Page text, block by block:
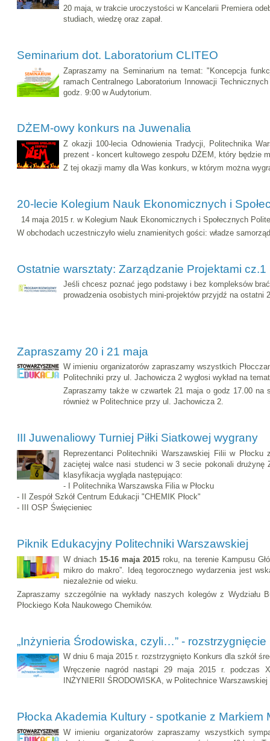
20 maja, w trakcie uroczystości w Kancelarii Premiera
studiach, wiedzę oraz zapał.
Seminarium dot. Laboratorium CLITEO
Zapraszamy na Seminarium na temat: "Koncepcja
ramach Centralnego Laboratorium Innowacji
godz. 9:00 w Audytorium.
DŻEM-owy konkurs na Juwenalia
Z okazji 100-lecia Odnowienia Tradycji, Politechnika
prezent - koncert kultowego zespołu DŻEM, który będzie
Z tej okazji mamy dla Was konkurs, w którym można
20-lecie Kolegium Nauk Ekonomicznych i
14 maja 2015 r. w Kolegium Nauk Ekonomicznych i Społecznych
W obchodach uczestniczyło wielu znamienitych gości: władze
Ostatnie warsztaty: Zarządzanie Projektami cz.1
Jeśli chcesz poznać jego podstawy i bez kompleksów
prowadzenia osobistych mini-projektów przyjdź na ostatni
Zapraszamy 20 i 21 maja
W imieniu organizatorów zapraszamy wszystkich
Politechniki przy ul. Jachowicza 2 wygłosi wykład na
Zapraszamy także w czwartek 21 maja o godz 17.00 na
również w Politechnice przy ul. Jachowicza 2.
III Juwenaliowy Turniej Piłki Siatkowej wygrany
Reprezentanci Politechniki Warszawskiej Filii w
zaciętej walce nasi studenci w 3 secie pokonali drużynę
klasyfikacja wygląda następująco:
- I Politechnika Warszawska Filia w Płocku
- II Zespół Szkół Centrum Edukacji "CHEMIK Płock"
- III OSP Święcieniec
Piknik Edukacyjny Politechniki Warszawskiej
W dniach 15-16 maja 2015 roku, na terenie Kampusu
mikro do makro”. Ideą tegorocznego wydarzenia jest
niezależnie od wieku.
Zapraszamy szczególnie na wykłady naszych kolegów z
Płockiego Koła Naukowego Chemików.
„Inżynieria Środowiska, czyli…” -
W dniu 6 maja 2015 r. rozstrzygnięto Konkurs dla szkół
Wręczenie nagród nastąpi 29 maja 2015 r. podczas
INŻYNIERII ŚRODOWISKA, w Politechnice Warszawskiej
Płocka Akademia Kultury - spotkanie z Markiem
W imieniu organizatorów zapraszamy wszystkich